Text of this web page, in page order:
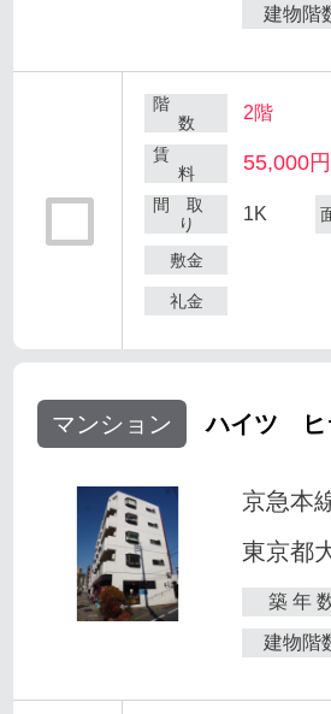
建物階
階
数
2階
賃
料
55,000円
間 取
り
1K
敷金
礼金
マンション ハイツ
京急本
東京都
築 年
建物階